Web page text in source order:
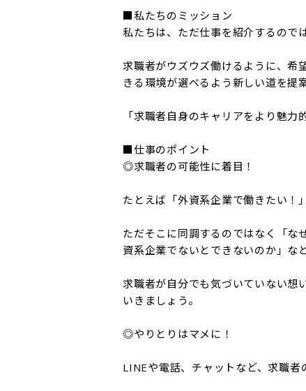
■私たちのミッション
私たちは、ただ仕事を紹介するので
求職者がウズウズ働けるように、希
きる環境が選べるよう新しい道を提
「求職者自身のキャリアをより魅力
■仕事のポイント
◎求職者の可能性に着目！
たとえば「外資系企業で働きたい！
ただそこに同調するのではなく「な
資系企業でないとできないのか」な
求職者が自分でも気づいていない想
いきましょう。
◎やりとりはマメに！
LINEや電話、チャットなど、求職者